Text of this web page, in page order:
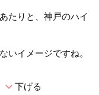
たりと、神戸のハイ
いイメージですね。
expand_more下げる